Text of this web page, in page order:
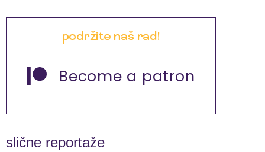
podržite naš rad!
Become a patron
slične reportaže